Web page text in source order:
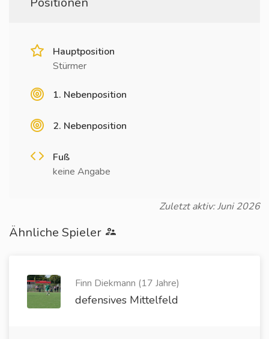
Hauptposition
Stürmer
1. Nebenposition
2. Nebenposition
Fuß
keine Angabe
Zuletzt aktiv: Juni 2026
Ähnliche Spieler
Finn Diekmann (17 Jahre)
defensives Mittelfeld